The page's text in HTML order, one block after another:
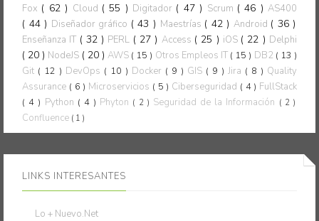
Fox ( 62 ) Cloud ( 55 ) Digitador ( 47 ) Scrum ( 46 ) AS400
( 44 ) Diseñador gráfico ( 43 ) Maestrías ( 42 ) Android ( 36 )
Enseñanza IT ( 32 ) PERL ( 27 ) Access ( 25 ) iOS ( 22 ) Delphi
( 20 ) NodeJS ( 20 )AWS ( 15 ) Otros Empleos IT ( 15 ) DB2 ( 13 )
Git ( 12 ) DevOps ( 10 ) Docker ( 9 ) GIS ( 9 ) Jira ( 8 ) Quality
Assurance ( 6 ) Microservicios ( 5 ) Ciberseguridad ( 4 ) FullStack
( 4 ) Python ( 4 ) Phyton ( 2 ) Seguridad de la Información ( 2 )
Confluence ( 1 )
LINKS INTERESANTES
Lo + Nuevo.Net